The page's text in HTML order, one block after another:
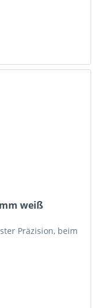
weiß
Präzision, beim